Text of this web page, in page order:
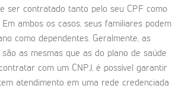
ser contratado tanto pelo seu CPF como
Em ambos os casos, seus familiares podem
como dependentes. Geralmente, as
são as mesmas que as do plano de saúde
com um CNPJ, é possível garantir
atendimento em uma rede credenciada